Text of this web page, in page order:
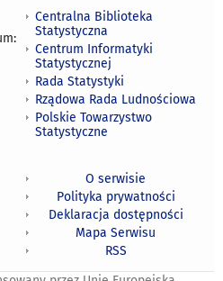
Centralna Biblioteka
Statystyczna
Centrum Informatyki
Statystycznej
Rada Statystyki
Rządowa Rada Ludnościowa
Polskie Towarzystwo
Statystyczne
O serwisie
Polityka prywatności
Deklaracja dostępności
Mapa Serwisu
RSS